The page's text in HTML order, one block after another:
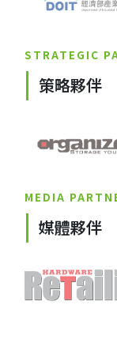
STRATEGIC
策略夥伴
MEDIA
媒體夥伴